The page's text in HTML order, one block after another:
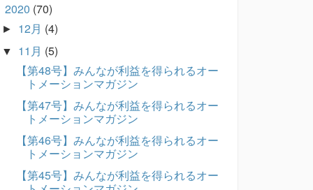
2020 (70)
► 12月 (4)
▼ 11月 (5)
【第48号】みんなが利益を得られるオー
トメーションマガジン
【第47号】みんなが利益を得られるオー
トメーションマガジン
【第46号】みんなが利益を得られるオー
トメーションマガジン
【第45号】みんなが利益を得られるオー